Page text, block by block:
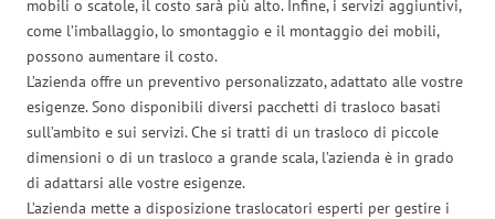
mobili o scatole, il costo sarà più alto. Infine, i servizi aggiuntivi,
come l’imballaggio, lo smontaggio e il montaggio dei mobili,
possono aumentare il costo.
L’azienda offre un preventivo personalizzato, adattato alle vostre
esigenze. Sono disponibili diversi pacchetti di trasloco basati
sull’ambito e sui servizi. Che si tratti di un trasloco di piccole
dimensioni o di un trasloco a grande scala, l’azienda è in grado
di adattarsi alle vostre esigenze.
L’azienda mette a disposizione traslocatori esperti per gestire i